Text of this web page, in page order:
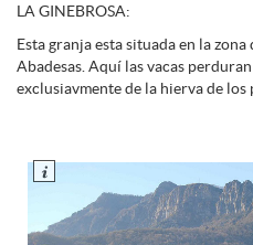
LA GINEBROSA:
Esta granja esta situada en la zona
Abadesas. Aquí las vacas
exclusiavmente de la hierva de los